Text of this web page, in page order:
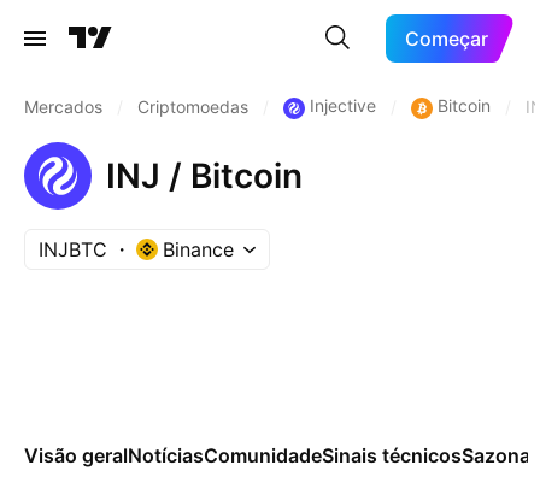
Começar
Mercados Criptomoedas Injective Bitcoin
INJ / Bitcoin
INJBTC Binance
Visão geralNotíciasComunidadeSinais técnicos